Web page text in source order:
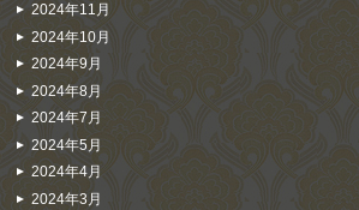
2024年11月
2024年10月
2024年9月
2024年8月
2024年7月
2024年5月
2024年4月
2024年3月